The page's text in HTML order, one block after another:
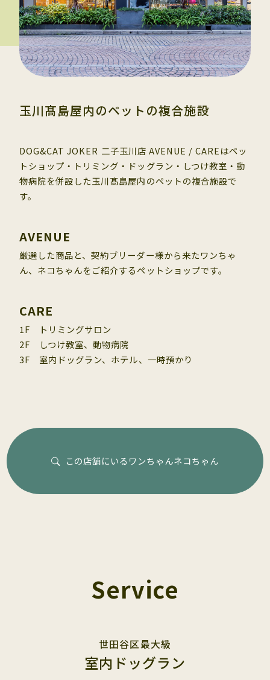
玉川髙島屋内のペットの複合施設
DOG&CAT JOKER 二子玉川店 AVENUE / CAREはペッ
トショップ・トリミング・ドッグラン・しつけ教室・動
物病院を併設した玉川髙島屋内のペットの複合施設で
す。
AVENUE
厳選した商品と、契約ブリーダー様から来たワンちゃ
ん、ネコちゃんをご紹介するペットショップです。
CARE
1F トリミングサロン
2F しつけ教室、動物病院
3F 室内ドッグラン、ホテル、一時預かり
この店舗にいるワンちゃんネコちゃん
Service
世田谷区最大級
室内ドッグラン